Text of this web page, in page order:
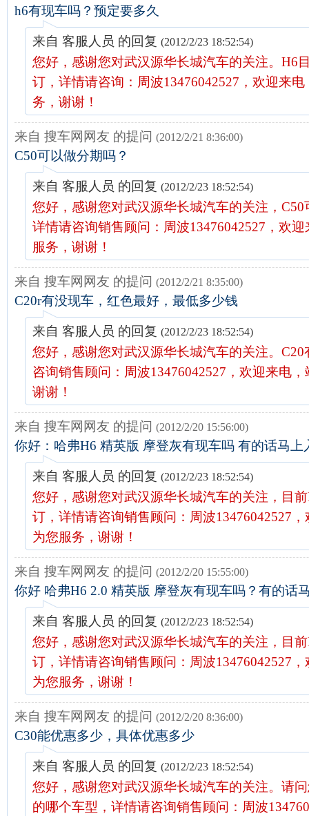
h6有现车吗？预定要多久
来自 客服人员 的回复 (2012/2/23 18:52:54)
您好，感谢您对武汉源华长城汽车的关注。H6
订，详情请咨询：周波13476042527，欢迎来
务，谢谢！
来自 搜车网网友 的提问 (2012/2/21 8:36:00)
C50可以做分期吗？
来自 客服人员 的回复 (2012/2/23 18:52:54)
您好，感谢您对武汉源华长城汽车的关注，C50
详情请咨询销售顾问：周波13476042527，欢
服务，谢谢！
来自 搜车网网友 的提问 (2012/2/21 8:35:00)
C20r有没现车，红色最好，最低多少钱
来自 客服人员 的回复 (2012/2/23 18:52:54)
您好，感谢您对武汉源华长城汽车的关注。C20
咨询销售顾问：周波13476042527，欢迎来电
谢谢！
来自 搜车网网友 的提问 (2012/2/20 15:56:00)
你好：哈弗H6 精英版 摩登灰有现车吗 有的话马上
来自 客服人员 的回复 (2012/2/23 18:52:54)
您好，感谢您对武汉源华长城汽车的关注，目
订，详情请咨询销售顾问：周波13476042527
为您服务，谢谢！
来自 搜车网网友 的提问 (2012/2/20 15:55:00)
你好 哈弗H6 2.0 精英版 摩登灰有现车吗？有的话
来自 客服人员 的回复 (2012/2/23 18:52:54)
您好，感谢您对武汉源华长城汽车的关注，目
订，详情请咨询销售顾问：周波13476042527
为您服务，谢谢！
来自 搜车网网友 的提问 (2012/2/20 8:36:00)
C30能优惠多少，具体优惠多少
来自 客服人员 的回复 (2012/2/23 18:52:54)
您好，感谢您对武汉源华长城汽车的关注。请
的哪个车型，详情请咨询销售顾问：周波